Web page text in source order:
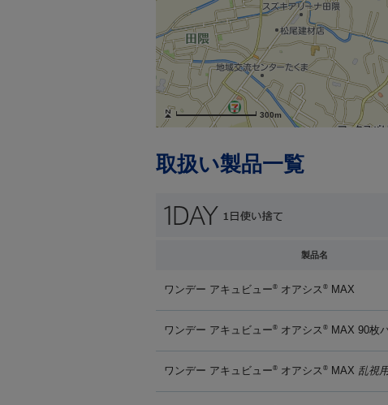
300m
取扱い製品一覧
製品名
ワンデー アキュビュー® オアシス ® MAX
ワンデー アキュビュー® オアシス ® MAX 90枚
ワンデー アキュビュー® オアシス ® MAX 乱視